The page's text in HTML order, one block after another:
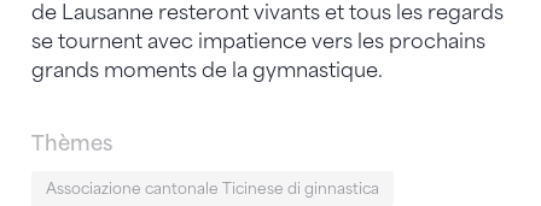
de Lausanne resteront vivants et tous les regards
se tournent avec impatience vers les prochains
grands moments de la gymnastique.
Thèmes
Associazione cantonale Ticinese di ginnastica